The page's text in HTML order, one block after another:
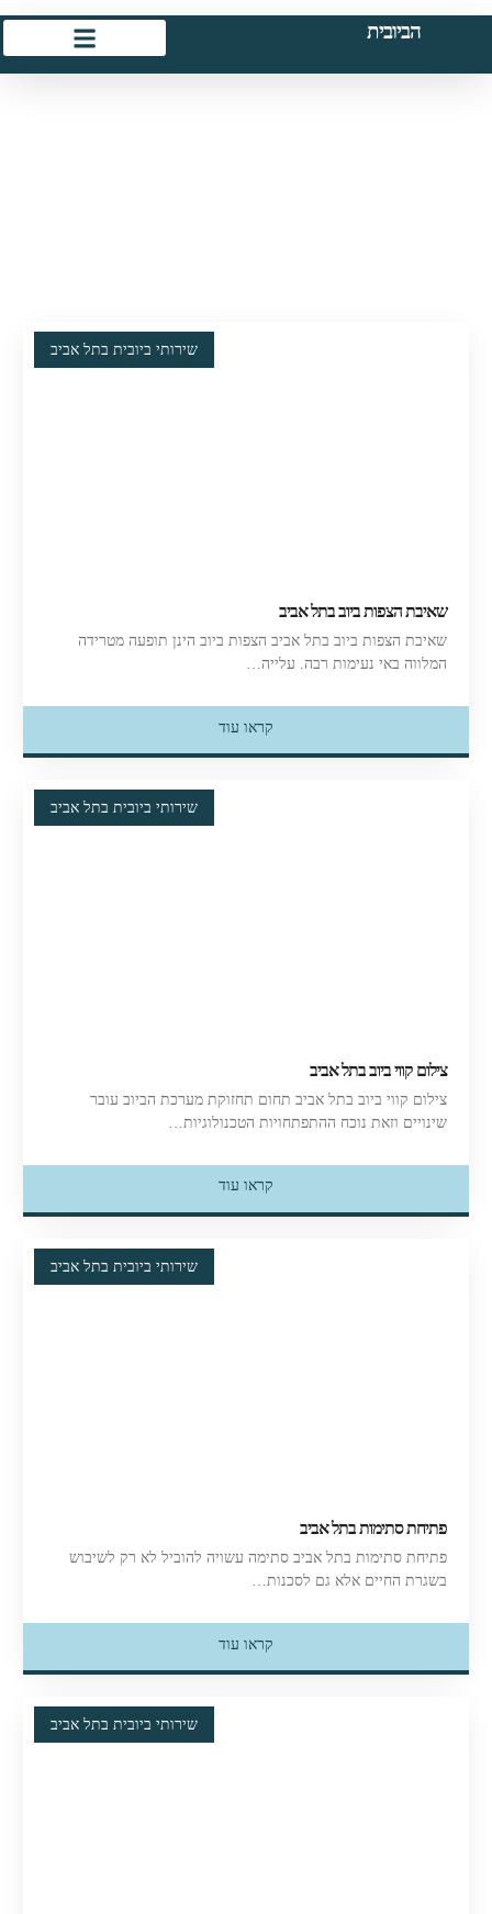
הביובית
שירותי ביובית בתל אביב
שאיבת הצפות ביוב בתל אביב
שאיבת הצפות ביוב בתל אביב הצפות ביוב הינן תופעה מטרידה
המלווה באי נעימות רבה. עלייה…
קראו עוד
שירותי ביובית בתל אביב
צילום קווי ביוב בתל אביב
צילום קווי ביוב בתל אביב תחום תחזוקת מערכת הביוב עובר
שינויים וזאת נוכח ההתפתחויות הטכנולוגיות…
קראו עוד
שירותי ביובית בתל אביב
פתיחת סתימות בתל אביב
פתיחת סתימות בתל אביב סתימה עשויה להוביל לא רק לשיבוש
בשגרת החיים אלא גם לסכנות…
קראו עוד
שירותי ביובית בתל אביב